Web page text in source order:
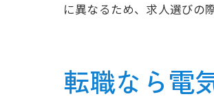
に異なるため、求人選びの
転職なら電